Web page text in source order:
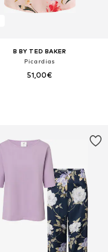
B BY TED BAKER
Picardias
51,00€